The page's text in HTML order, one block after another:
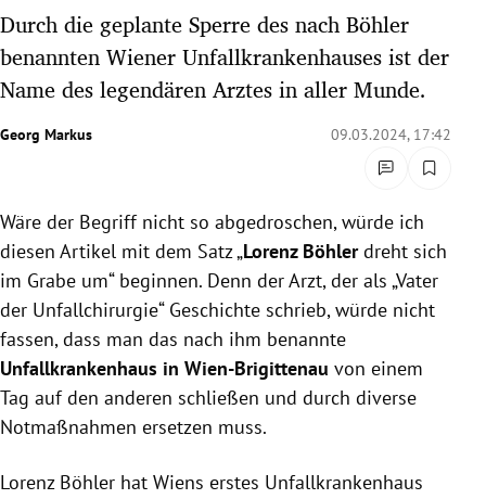
Untermenü
Untermenü
Untermenü
Untermenü
Durch die geplante Sperre des nach Böhler
benannten Wiener Unfallkrankenhauses ist der
Name des legendären Arztes in aller Munde.
Georg Markus 09.03.2024, 17:42
Wäre der Begriff nicht so abgedroschen, würde ich
diesen Artikel mit dem Satz „Lorenz Böhlerdreht sich
im Grabe um“ beginnen. Denn der Arzt, der als „Vater
der Unfallchirurgie“ Geschichte schrieb, würde nicht
fassen, dass man das nach ihm benannte
Unfallkrankenhaus in Wien-Brigittenau von einem
Tag auf den anderen schließen und durch diverse
Notmaßnahmen ersetzen muss.
Lorenz Böhler hat Wiens erstes Unfallkrankenhaus